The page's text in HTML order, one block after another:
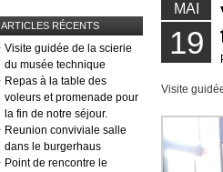
ARTICLES RÉCENTS
Visite guidée de la scierie
du musée technique
Repas à la table des
voleurs et promenade pour
la fin de notre séjour.
Reunion conviviale salle
dans le burgerhaus
Point de rencontre le
MAI
19
Visite